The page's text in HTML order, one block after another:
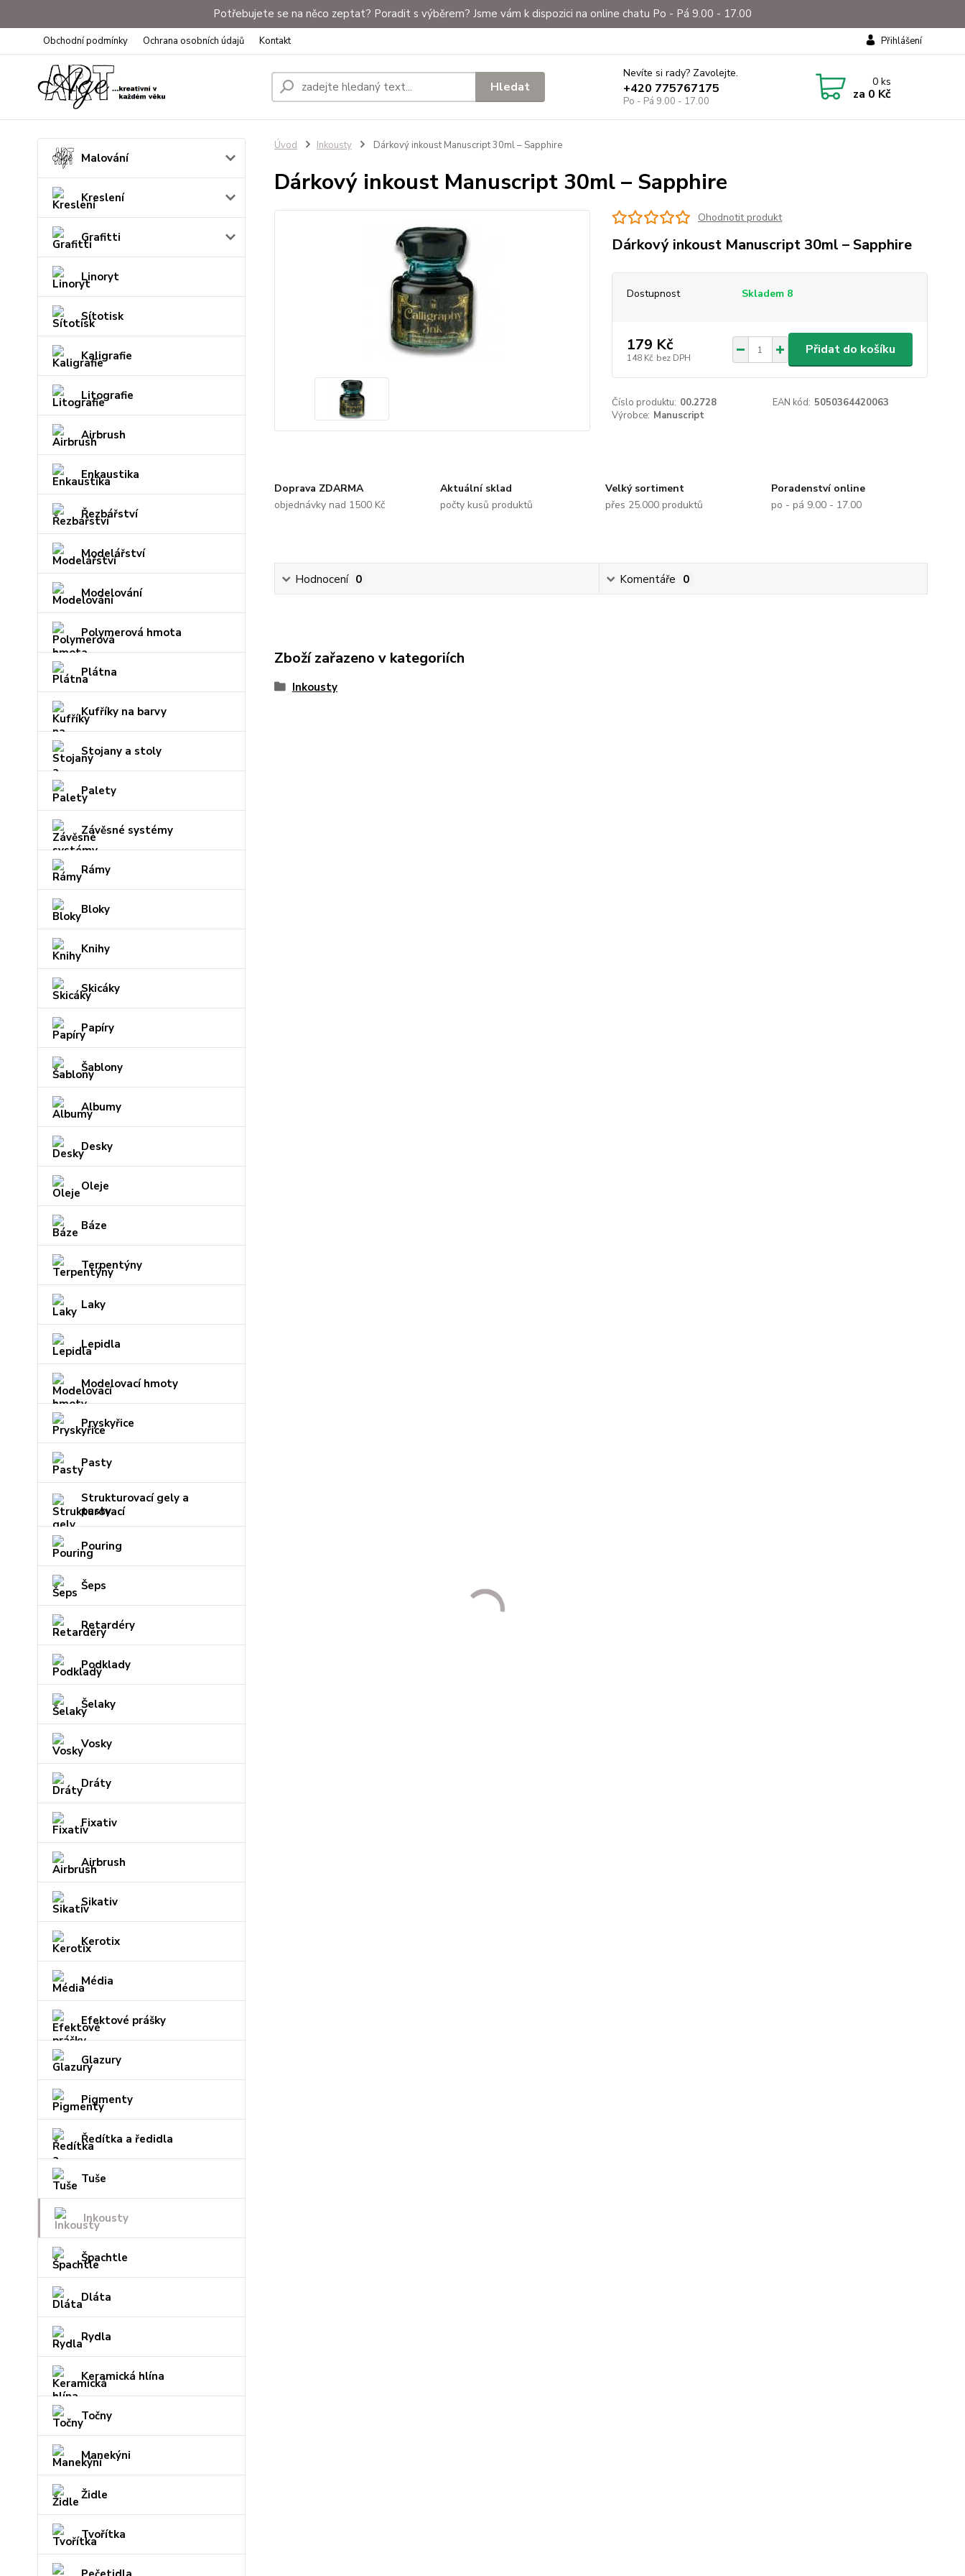
Potřebujete se na něco zeptat? Poradit s výběrem? Jsme vám k dispozici na online chatu Po - Pá 9.00 - 17.00
Obchodní podmínky Ochrana osobních údajů Kontakt Přihlášení
Hledat
Nevíte si rady? Zavolejte.
+420 775767175
Po - Pá 9.00 - 17.00
0ks
za 0 Kč
Malování
Kreslení
Grafitti
Linoryt
Sítotisk
Kaligrafie
Litografie
Airbrush
Enkaustika
Řezbářství
Modelářství
Modelování
Polymerová hmota
Plátna
Kufříky na barvy
Stojany a stoly
Palety
Závěsné systémy
Rámy
Bloky
Knihy
Skicáky
Papíry
Šablony
Albumy
Desky
Oleje
Báze
Terpentýny
Laky
Lepidla
Modelovací hmoty
Pryskyřice
Pasty
Strukturovací gely a
pasty
Pouring
Šeps
Retardéry
Podklady
Šelaky
Vosky
Dráty
Fixativ
Airbrush
Sikativ
Kerotix
Média
Efektové prášky
Glazury
Pigmenty
Ředítka a ředidla
Tuše
Inkousty
Špachtle
Dláta
Rydla
Keramická hlína
Točny
Manekýni
Židle
Tvořítka
Úvod Inkousty Dárkový inkoust Manuscript 30ml – Sapphire
Dárkový inkoust Manuscript 30ml – Sapphire
Ohodnotit produkt
Dárkový inkoust Manuscript 30ml – Sapphire
Dostupnost Skladem 8
179 Kč
148 Kč bez DPH
Přidat do košíku
Číslo produktu: 00.2728 EAN kód: 5050364420063
Výrobce: Manuscript
Doprava ZDARMA
objednávky nad 1500 Kč
Aktuální sklad
počty kusů produktů
Velký sortiment
přes 25.000 produktů
Poradenství online
po - pá 9.00 - 17.00
Hodnocení 0 Komentáře 0
Zboží zařazeno v kategoriích
Inkousty